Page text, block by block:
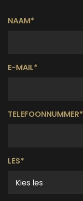
NAAM*
E-MAIL*
TELEFOONNUMMER*
LES*